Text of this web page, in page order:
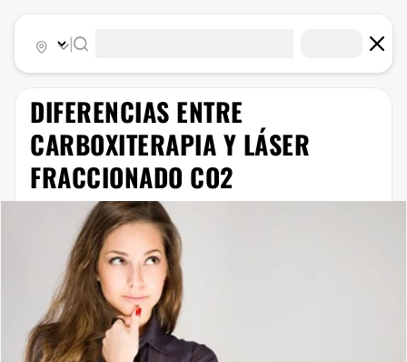
​DIFERENCIAS ENTRE
CARBOXITERAPIA Y LÁSER
FRACCIONADO CO2